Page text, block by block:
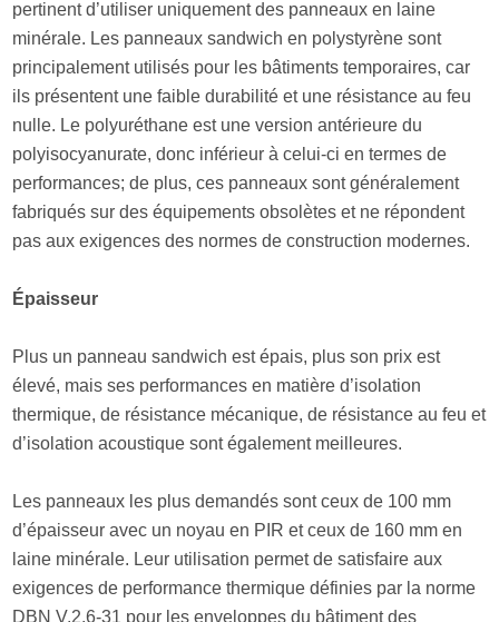
pertinent d’utiliser uniquement des panneaux en laine
minérale. Les panneaux sandwich en polystyrène sont
principalement utilisés pour les bâtiments temporaires, car
ils présentent une faible durabilité et une résistance au feu
nulle. Le polyuréthane est une version antérieure du
polyisocyanurate, donc inférieur à celui-ci en termes de
performances; de plus, ces panneaux sont généralement
fabriqués sur des équipements obsolètes et ne répondent
pas aux exigences des normes de construction modernes.
Épaisseur
Plus un panneau sandwich est épais, plus son prix est
élevé, mais ses performances en matière d’isolation
thermique, de résistance mécanique, de résistance au feu et
d’isolation acoustique sont également meilleures.
Les panneaux les plus demandés sont ceux de 100 mm
d’épaisseur avec un noyau en PIR et ceux de 160 mm en
laine minérale. Leur utilisation permet de satisfaire aux
exigences de performance thermique définies par la norme
DBN V.2.6-31 pour les enveloppes du bâtiment des